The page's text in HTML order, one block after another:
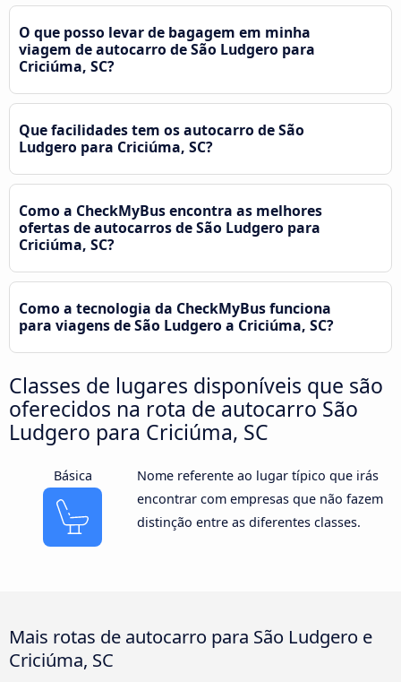
O que posso levar de bagagem em minha
viagem de autocarro de São Ludgero para
Criciúma, SC?
Que facilidades tem os autocarro de São
Ludgero para Criciúma, SC?
Como a CheckMyBus encontra as melhores
ofertas de autocarros de São Ludgero para
Criciúma, SC?
Como a tecnologia da CheckMyBus funciona
para viagens de São Ludgero a Criciúma, SC?
Classes de lugares disponíveis que são
oferecidos na rota de autocarro São
Ludgero para Criciúma, SC
Básica
Nome referente ao lugar típico que irás
encontrar com empresas que não fazem
distinção entre as diferentes classes.
Mais rotas de autocarro para São Ludgero e
Criciúma, SC